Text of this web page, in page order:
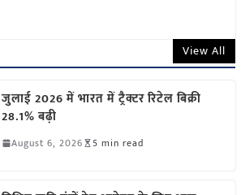
View All
जुलाई 2026 में भारत में ट्रैक्टर रिटेल बिक्री
28.1% बढ़ी
August 6, 2026 5 min read